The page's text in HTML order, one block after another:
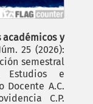
académicos y
25 (2026):
semestral
e
Docente A.C.
C.P.